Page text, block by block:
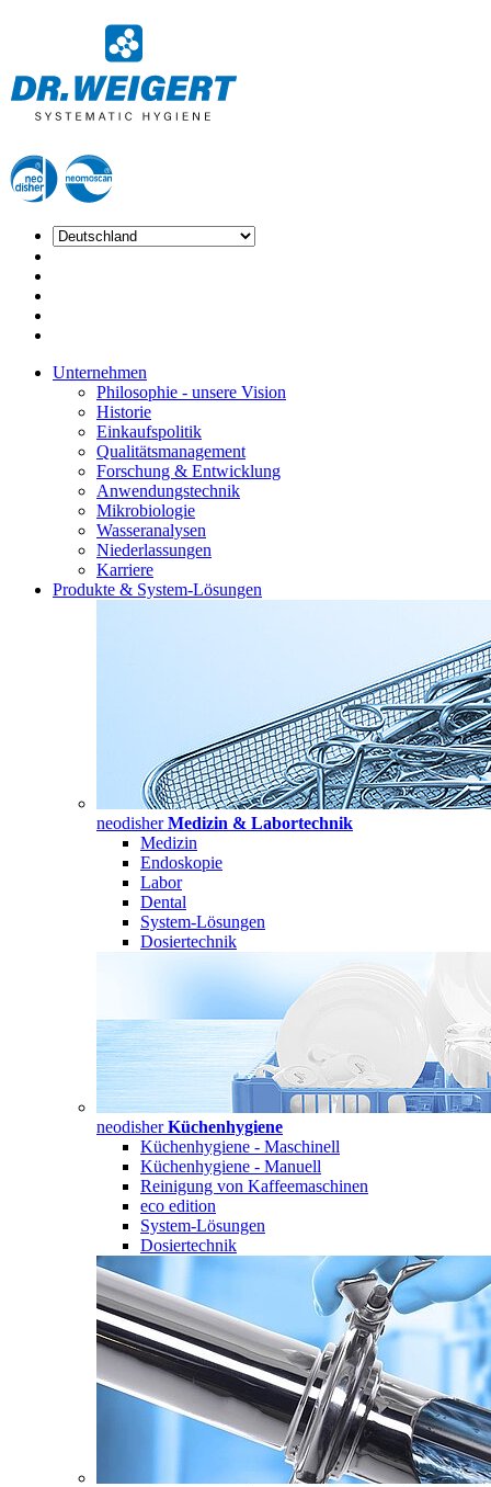
Unternehmen
Philosophie - unsere Vision
Historie
Einkaufspolitik
Qualitätsmanagement
Forschung & Entwicklung
Anwendungstechnik
Mikrobiologie
Wasseranalysen
Niederlassungen
Karriere
Produkte & System-Lösungen
neodisherMedizin & Labortechnik
Medizin
Endoskopie
Labor
Dental
System-Lösungen
Dosiertechnik
neodisherKüchenhygiene
Küchenhygiene - Maschinell
Küchenhygiene - Manuell
Reinigung von Kaffeemaschinen
eco edition
System-Lösungen
Dosiertechnik